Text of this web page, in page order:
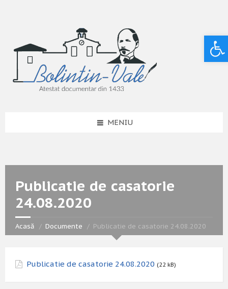
MENIU
Publicatie de casatorie
24.08.2020
Acasă Documente Publicatie de casatorie 24.08.2020
Publicatie de casatorie 24.08.2020 (22 kB)
Deschide bara de unelte